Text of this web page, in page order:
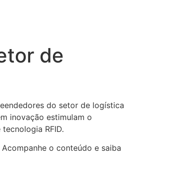
de
do setor de logística
inovação estimulam o
RFID.
o conteúdo e saiba